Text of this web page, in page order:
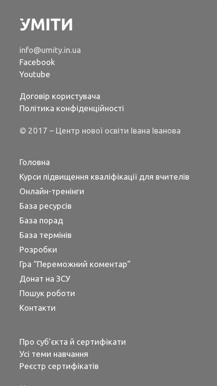
info@umity.in.ua
Facebook
Youtube
Договір користувача
Політика конфіденційності
© 2017 – Центр нової освіти Івана Іванова
Головна
Курси підвищення кваліфікації для вчителів
Онлайн-тренінги
База ресурсів
База порад
База термінів
Розробки
Гра “Переможний коментар”
Донат на ЗСУ
Пошук роботи
Контакти
Про суб’єкта й сертифікати
Усі теми навчання
Реєстр сертифікатів